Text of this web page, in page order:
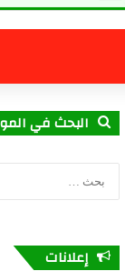
البحث في
إعلانات